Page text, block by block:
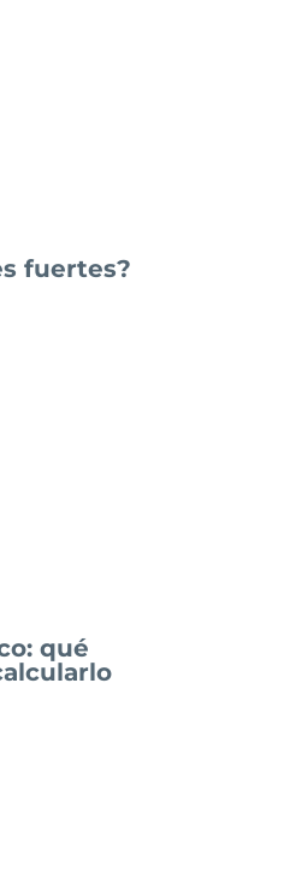
fuertes?
qué